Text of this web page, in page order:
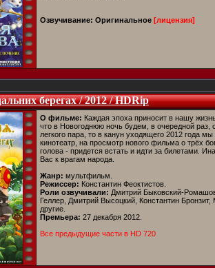
Озвучивание: Оригинальное [лицензия]
берегах / 2012 / HDRip
О фильме: Каждая эпоха приносит в нашу
что в Новогоднюю ночь будем, в очередной
легкого пара, то в канун уходящего 2012 года
кинотеатр, на просмотр нового фильма о трёх
голова - придется встать и идти за билетами.
Вас к врагам народа.
Жанр: мультфильм.
Режиссер: Константин Феоктистов.
Роли озвучивали: Дмитрий Быковский-
Геллер, Дмитрий Высоцкий, Константин
другие.
Премьера: 27 декабря 2012.
Все предыдущие части в HD 720